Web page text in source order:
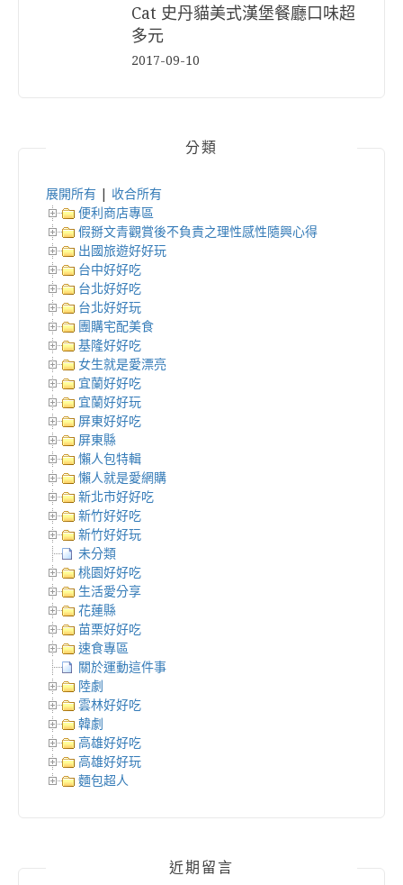
Cat 史丹貓美式漢堡餐廳口味超
多元
2017-09-10
分類
展開所有
收合所有
便利商店專區
假掰文青觀賞後不負責之理性感性隨興心得
出國旅遊好好玩
台中好好吃
台北好好吃
台北好好玩
團購宅配美食
基隆好好吃
女生就是愛漂亮
宜蘭好好吃
宜蘭好好玩
屏東好好吃
屏東縣
懶人包特輯
懶人就是愛網購
新北市好好吃
新竹好好吃
新竹好好玩
未分類
桃園好好吃
生活愛分享
花蓮縣
苗栗好好吃
速食專區
關於運動這件事
陸劇
雲林好好吃
韓劇
高雄好好吃
高雄好好玩
麵包超人
近期留言